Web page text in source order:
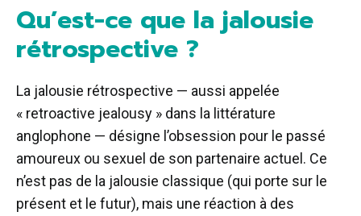
Qu’est-ce que la jalousie
rétrospective ?
La jalousie rétrospective — aussi appelée
« retroactive jealousy » dans la littérature
anglophone — désigne l’obsession pour le passé
amoureux ou sexuel de son partenaire actuel. Ce
n’est pas de la jalousie classique (qui porte sur le
présent et le futur), mais une réaction à des